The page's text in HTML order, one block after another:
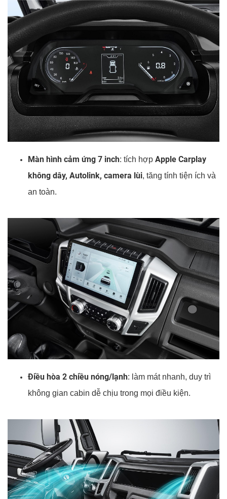
Màn hình cảm ứng 7 inch: tích hợp Apple Carplay
không dây, Autolink, camera lùi, tăng tính tiện ích và
an toàn.
Điều hòa 2 chiều nóng/lạnh: làm mát nhanh, duy trì
không gian cabin dễ chịu trong mọi điều kiện.